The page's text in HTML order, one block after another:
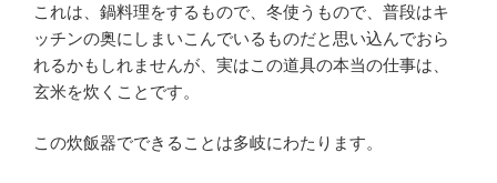
これは、鍋料理をするもので、冬使うもので、普段はキ
ッチンの奥にしまいこんでいるものだと思い込んでおら
れるかもしれませんが、実はこの道具の本当の仕事は、
玄米を炊くことです。
この炊飯器でできることは多岐にわたります。